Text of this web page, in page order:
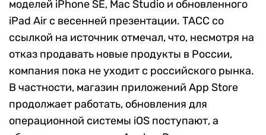
моделей iPhone SE, Mac Studio и обновленного
iPad Air с весенней презентации. ТАСС со
ссылкой на источник отмечал, что, несмотря на
отказ продавать новые продукты в России,
компания пока не уходит с российского рынка.
В частности, магазин приложений App Store
продолжает работать, обновления для
операционной системы iOS поступают, а